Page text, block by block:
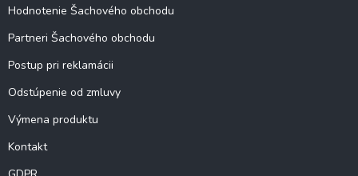
Hodnotenie Šachového obchodu
Partneri Šachového obchodu
Postup pri reklamácii
Odstúpenie od zmluvy
Výmena produktu
Kontakt